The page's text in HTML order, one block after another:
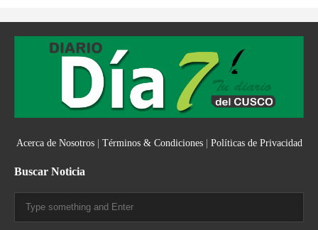
Acerca de Nosotros| Términos & Condiciones| Políticas de Privacidad
Buscar Noticia